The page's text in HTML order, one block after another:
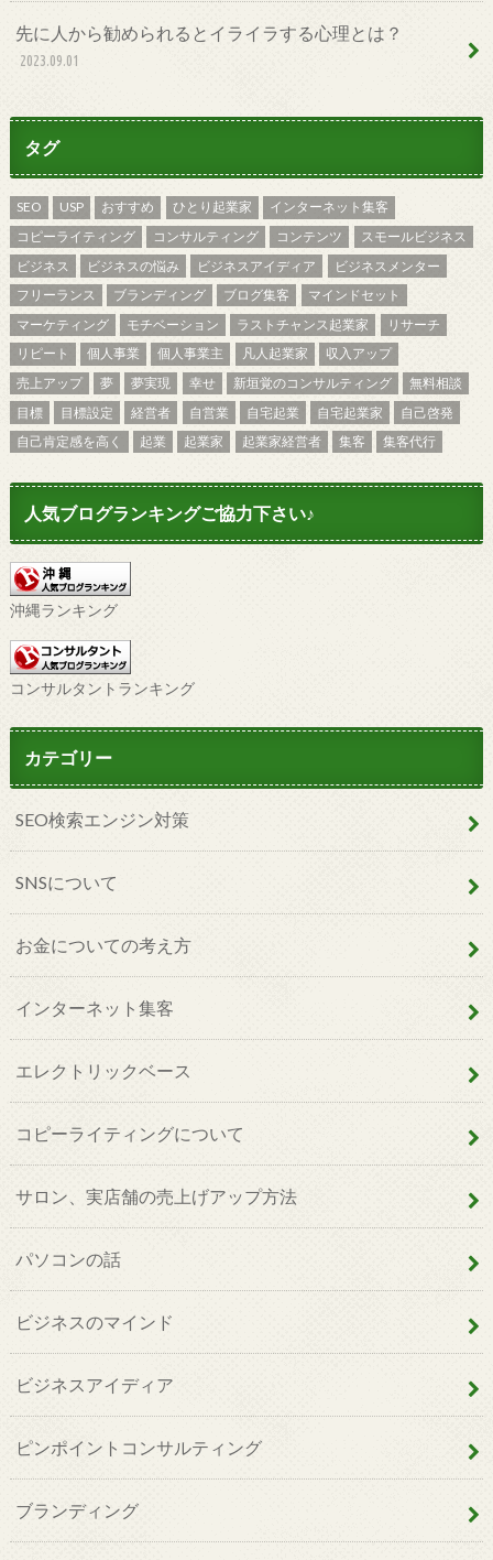
先に人から勧められるとイライラする心理とは？
2023.09.01
タグ
SEO USP おすすめ ひとり起業家
インターネット集客
コピーライティング
コンサルティング コンテンツ
スモールビジネス
ビジネス
ビジネスの悩み ビジネスアイディア
ビジネスメンター
フリーランス
ブランディング ブログ集客
マインドセット
マーケティング
モチベーション ラストチャンス起業家
リサーチ
リピート
個人事業 個人事業主 凡人起業家
収入アップ
売上アップ
夢 夢実現 幸せ 新垣覚のコンサルティング
無料相談
目標
目標設定 経営者 自営業 自宅起業 自宅起業家
自己啓発
自己肯定感を高く
起業 起業家 起業家経営者 集客 集客代行
人気ブログランキングご協力下さい♪
沖縄ランキング
コンサルタントランキング
カテゴリー
SEO検索エンジン対策
SNSについて
お金についての考え方
インターネット集客
エレクトリックベース
コピーライティングについて
サロン、実店舗の売上げアップ方法
パソコンの話
ビジネスのマインド
ビジネスアイディア
ピンポイントコンサルティング
ブランディング